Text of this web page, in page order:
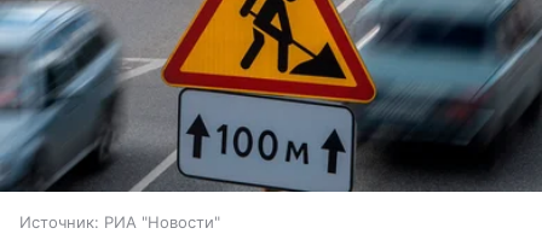
Источник: РИА "Новости"